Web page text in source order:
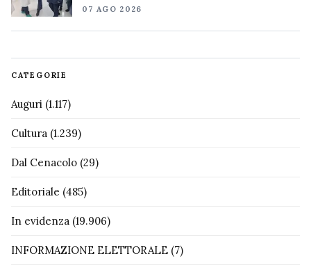
07 AGO 2026
CATEGORIE
Auguri (1.117)
Cultura (1.239)
Dal Cenacolo (29)
Editoriale (485)
In evidenza (19.906)
INFORMAZIONE ELETTORALE (7)